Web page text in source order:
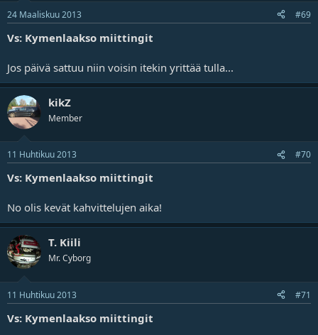
24 Maaliskuu 2013 #69
Vs: Kymenlaakso miittingit
Jos päivä sattuu niin voisin itekin yrittää tulla...
kikZ
Member
11 Huhtikuu 2013 #70
Vs: Kymenlaakso miittingit
No olis kevät kahvittelujen aika!
T. Kiili
Mr. Cyborg
11 Huhtikuu 2013 #71
Vs: Kymenlaakso miittingit